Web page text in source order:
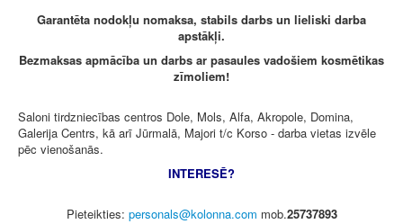
Garantēta nodokļu nomaksa, stabils darbs un lieliski darba
apstākļi.
Bezmaksas apmācība un darbs ar pasaules vadošiem kosmētikas
zīmoliem!
Saloni tirdzniecības centros Dole, Mols, Alfa, Akropole, Domina,
Galerija Centrs, kā arī Jūrmalā, Majori t/c Korso - darba vietas izvēle
pēc vienošanās.
INTERESĒ?
Pieteikties: mob.25737893